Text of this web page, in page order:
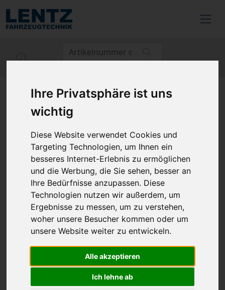
Ihre Privatsphäre ist uns
wichtig
Diese Website verwendet Cookies und
Targeting Technologien, um Ihnen ein
besseres Internet-Erlebnis zu ermöglichen
und die Werbung, die Sie sehen, besser an
Ihre Bedürfnisse anzupassen. Diese
Technologien nutzen wir außerdem, um
Ergebnisse zu messen, um zu verstehen,
woher unsere Besucher kommen oder um
unsere Website weiter zu entwickeln.
Alle akzeptieren
Ich lehne ab
zurück
PHILIPS | Ultinon Pro6000
H7-LED
VPE = 2 Stück
Artikel-Nr.: 2223723
Hersteller-Nr.: 11972U6000X2